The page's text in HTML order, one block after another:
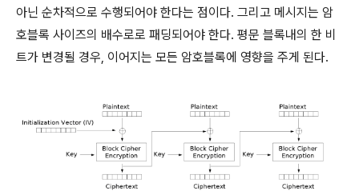
아닌 순차적으로 수행되어야 한다는 점이다. 그리고 메시지는 암
호블록 사이즈의 배수로로 패딩되어야 한다. 평문 블록내의 한 비
트가 변경될 경우, 이어지는 모든 암호블록에 영향을 주게 된다.